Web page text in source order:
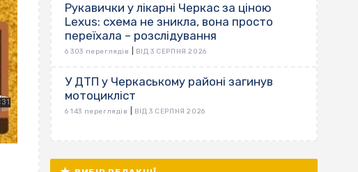
Рукавички у лікарні Черкас за ціною
Lexus: схема не зникла, вона просто
переїхала – розслідування
6 303 переглядів ВІД 3 СЕРПНЯ 2026
У ДТП у Черкаському районі загинув
мотоцикліст
6 143 переглядів ВІД 3 СЕРПНЯ 2026